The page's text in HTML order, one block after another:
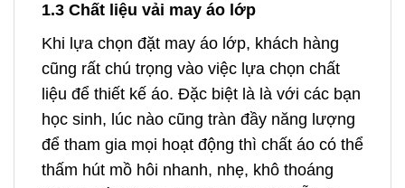
1.3 Chất liệu vải may áo lớp
Khi lựa chọn đặt may áo lớp, khách hàng
cũng rất chú trọng vào việc lựa chọn chất
liệu để thiết kế áo. Đặc biệt là là với các bạn
học sinh, lúc nào cũng tràn đầy năng lượng
để tham gia mọi hoạt động thì chất áo có thể
thấm hút mồ hôi nhanh, nhẹ, khô thoáng